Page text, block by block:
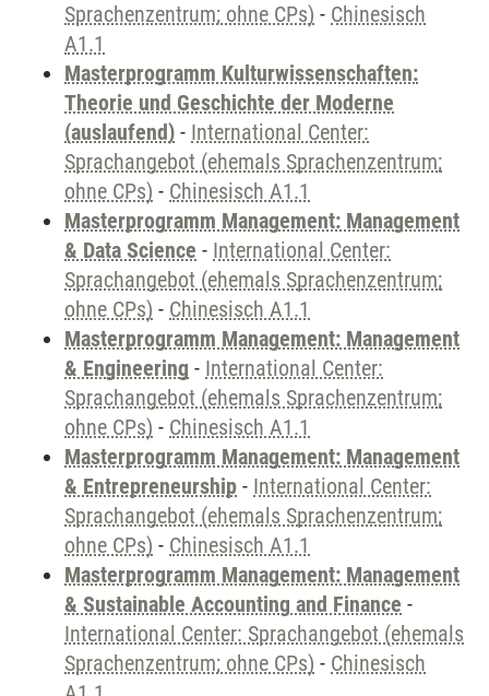
Sprachenzentrum; ohne CPs) - Chinesisch
A1.1
Masterprogramm Kulturwissenschaften:
Theorie und Geschichte der Moderne
(auslaufend) - International Center:
Sprachangebot (ehemals Sprachenzentrum;
ohne CPs) - Chinesisch A1.1
Masterprogramm Management: Management
& Data Science - International Center:
Sprachangebot (ehemals Sprachenzentrum;
ohne CPs) - Chinesisch A1.1
Masterprogramm Management: Management
& Engineering - International Center:
Sprachangebot (ehemals Sprachenzentrum;
ohne CPs) - Chinesisch A1.1
Masterprogramm Management: Management
& Entrepreneurship - International Center:
Sprachangebot (ehemals Sprachenzentrum;
ohne CPs) - Chinesisch A1.1
Masterprogramm Management: Management
& Sustainable Accounting and Finance -
International Center: Sprachangebot (ehemals
Sprachenzentrum; ohne CPs) - Chinesisch